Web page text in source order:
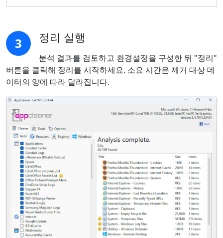
3 정리 실행
분석 결과를 검토하고 환경설정을 구성한 뒤 "정리"
버튼을 클릭해 정리를 시작하세요. 소요 시간은 제거 대상 데
이터의 양에 따라 달라집니다.